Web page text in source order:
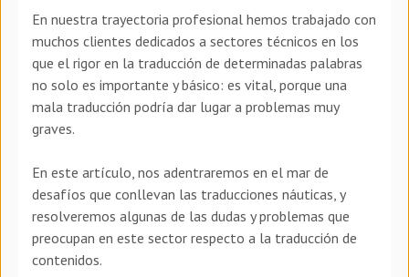
En nuestra trayectoria profesional hemos trabajado con
muchos clientes dedicados a sectores técnicos en los
que el rigor en la traducción de determinadas palabras
no solo es importante y básico: es vital, porque una
mala traducción podría dar lugar a problemas muy
graves.
En este artículo, nos adentraremos en el mar de
desafíos que conllevan las traducciones náuticas, y
resolveremos algunas de las dudas y problemas que
preocupan en este sector respecto a la traducción de
contenidos.